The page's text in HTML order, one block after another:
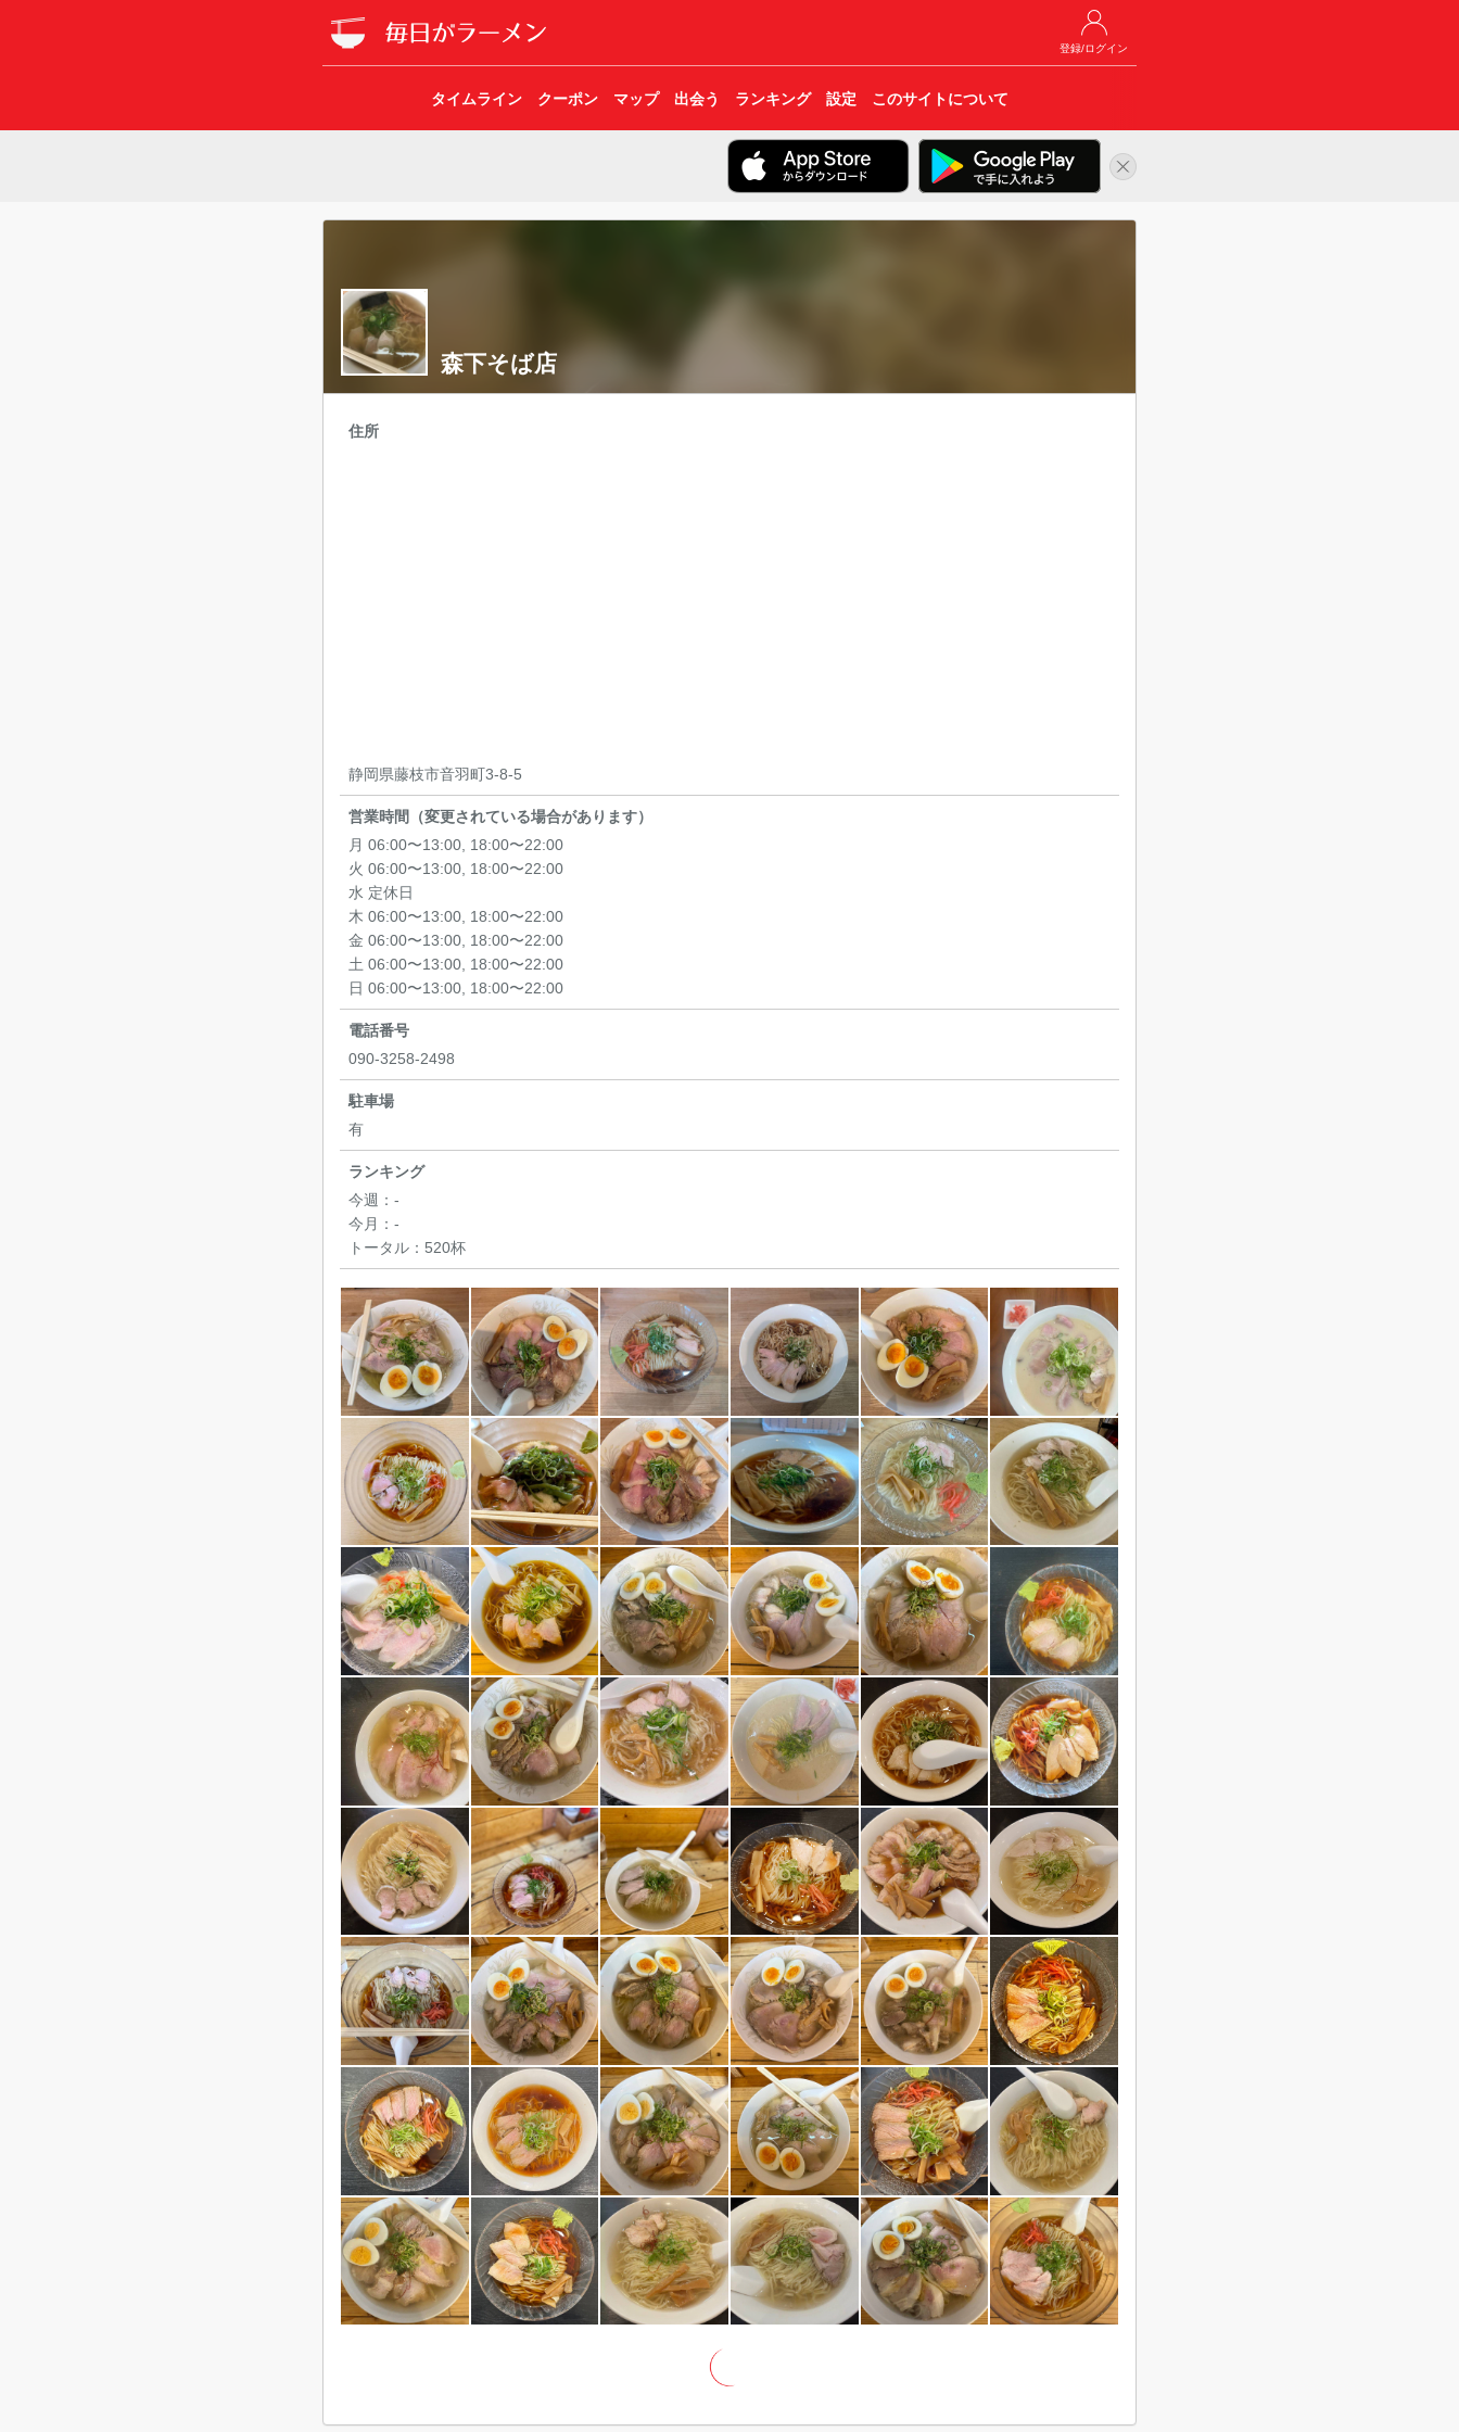
登録/ログイン
タイムライン クーポン マップ 出会う ランキング 設定 このサイトについて
森下そば店
住所
静岡県藤枝市音羽町3-8-5
営業時間（変更されている場合があります）
月 06:00〜13:00, 18:00〜22:00
火 06:00〜13:00, 18:00〜22:00
水 定休日
木 06:00〜13:00, 18:00〜22:00
金 06:00〜13:00, 18:00〜22:00
土 06:00〜13:00, 18:00〜22:00
日 06:00〜13:00, 18:00〜22:00
電話番号
090-3258-2498
駐車場
有
ランキング
今週： -
今月： -
トータル： 520杯